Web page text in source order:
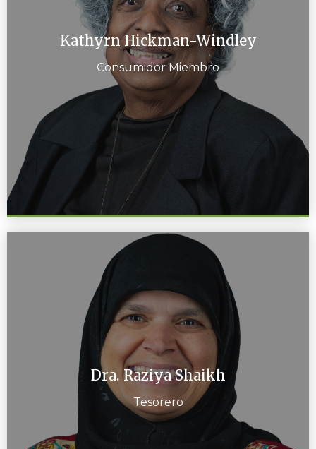
Kathyrn Hickman-Windley
Consumidor Miembro
Dra. Raziya Shaikh
Tesorero